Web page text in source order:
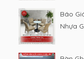
Báo
Nhựa